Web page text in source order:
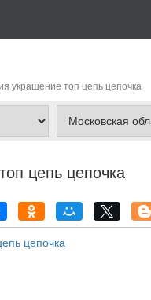
украшение топ цепь цепочка
цепь цепочка